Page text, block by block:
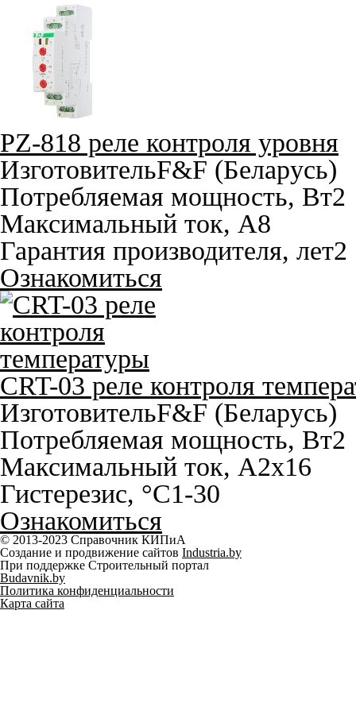
PZ-818 реле контроля уровня
ИзготовительF&F (Беларусь)
Потребляемая мощность, Вт2
Максимальный ток, A8
Гарантия производителя, лет2
Ознакомиться
CRT-03 реле контроля
ИзготовительF&F (Беларусь)
Потребляемая мощность, Вт2
Максимальный ток, A2х16
Гистерезис, °С1-30
Ознакомиться
© 2013-2023 Справочник КИПиА
Создание и продвижение сайтов Industria.by
При поддержке Строительный портал
Budavnik.by
Политика конфиденциальности
Карта сайта